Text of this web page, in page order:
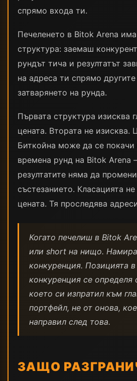
спрямо входа ти.
Печеленето в Bitok Arena
структура: заемаш
рундът тича и резултатът
на адреса ти спрямо
затварянето на рунда.
Първата структура изисква
цената. Втората не изисква.
Биткойна може да се покачи
времена рунд на Bitok Arena
резултатите няма да
състезанието. Класацията
цената. Тя проследява
Когато печелиш в Bitok
или short на нищо.
конкуренция. Позицията в
конкуренция се определя
което си изпратил към
портфейл, не от онова,
направил след това.
ЗАЩО